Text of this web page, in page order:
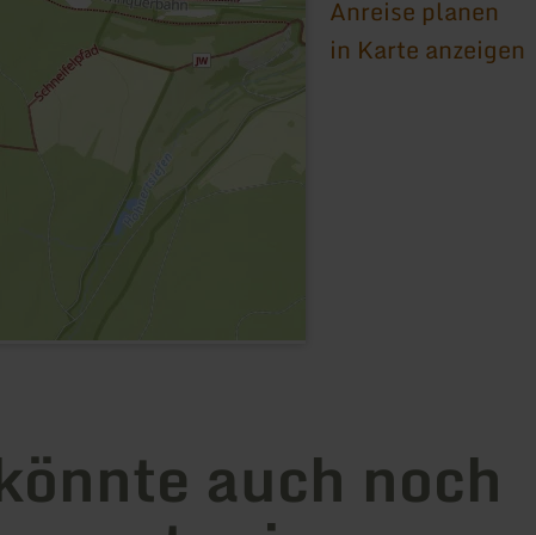
Anreise planen
in Karte anzeigen
auch noch